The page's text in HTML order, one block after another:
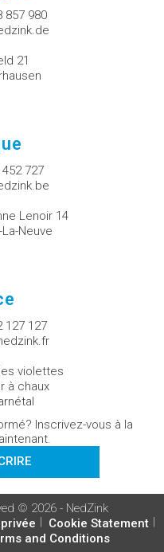
857 980
21
727
Lenoir 14
Neuve
127 127
violettes
à chaux
Inscrivez-vous à la
© 2026 - NedZink
Cookie Statement
and Conditions